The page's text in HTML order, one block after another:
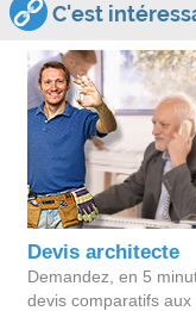
C'est
Devis architecte
Demandez, en 5
devis comparatifs aux